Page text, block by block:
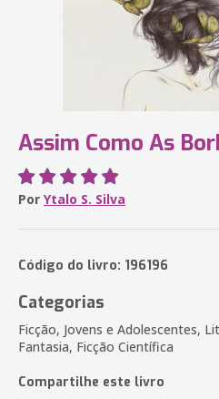
Assim Como As
Por Ytalo S. Silva
Código do livro: 196196
Categorias
Ficção, Jovens e Adolescentes,
Fantasia, Ficção Científica
Compartilhe este livro